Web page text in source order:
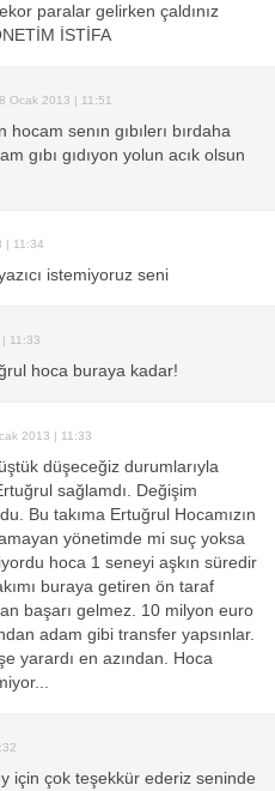
paralar gelirken çaldınız
İSTİFA
Ocak 2013 | 11:51
senın gıbılerı bırdaha
gıbı gıdıyon yolun acık olsun
| 11:34
istemiyoruz seni
11:33
hoca buraya kadar!
2013 | 11:33
düşeceğiz durumlarıyla
sağlamdı. Değişim
Bu takıma Ertuğrul Hocamızın
yönetimde mi suç yoksa
hoca 1 seneyi aşkın süredir
buraya getiren ön taraf
başarı gelmez. 10 milyon euro
adam gibi transfer yapsınlar.
yarardı en azından. Hoca
için çok teşekkür ederiz seninde